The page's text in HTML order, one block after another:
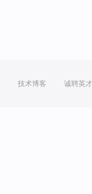
技术博客 诚聘英才